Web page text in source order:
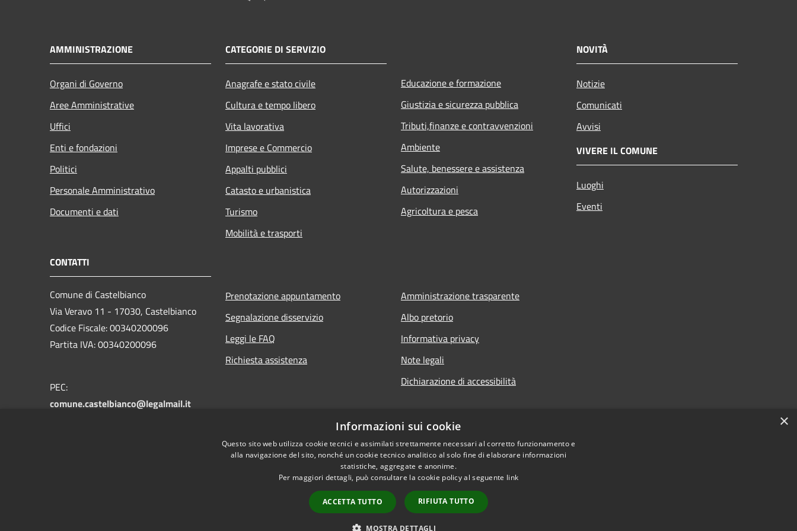
AMMINISTRAZIONE
Organi di Governo
Aree Amministrative
Uffici
Enti e fondazioni
Politici
Personale Amministrativo
Documenti e dati
CATEGORIE DI SERVIZIO
Anagrafe e stato civile
Cultura e tempo libero
Vita lavorativa
Imprese e Commercio
Appalti pubblici
Catasto e urbanistica
Turismo
Mobilità e trasporti
Educazione e formazione
Giustizia e sicurezza pubblica
Tributi,finanze e contravvenzioni
Ambiente
Salute, benessere e assistenza
Autorizzazioni
Agricoltura e pesca
NOVITÀ
Notizie
Comunicati
Avvisi
VIVERE IL COMUNE
Luoghi
Eventi
CONTATTI
Comune di Castelbianco
Via Veravo 11 - 17030, Castelbianco
Codice Fiscale: 00340200096
Partita IVA: 00340200096
PEC:
comune.castelbianco@legalmail.it
Prenotazione appuntamento
Segnalazione disservizio
Leggi le FAQ
Richiesta assistenza
Amministrazione trasparente
Albo pretorio
Informativa privacy
Note legali
Dichiarazione di accessibilità
Copyright © 2026 • Comune di Castelbianco • Powered by
×
Informazioni sui cookie
Questo sito web utilizza cookie tecnici e assimilati strettamente necessari al corretto funzionamento e
alla navigazione del sito, nonché un cookie tecnico analitico al solo fine di elaborare informazioni
statistiche, aggregate e anonime.
Per maggiori dettagli, può consultare la cookie policy al seguente link
ACCETTA TUTTO RIFIUTA TUTTO
MOSTRA DETTAGLI